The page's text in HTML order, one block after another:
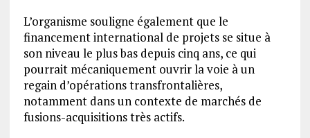
L’organisme souligne également que le
financement international de projets se situe à
son niveau le plus bas depuis cinq ans, ce qui
pourrait mécaniquement ouvrir la voie à un
regain d’opérations transfrontalières,
notamment dans un contexte de marchés de
fusions-acquisitions très actifs.